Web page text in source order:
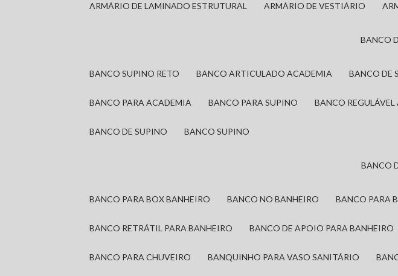
ARMÁRIO DE LAMINADO ESTRUTURAL ARMÁRIO DE VESTIÁRIO
BANCO
BANCO SUPINO RETO BANCO ARTICULADO ACADEMIA BANCO DE
BANCO PARA ACADEMIA BANCO PARA SUPINO BANCO
BANCO DE SUPINO BANCO SUPINO
BANCO
BANCO PARA BOX BANHEIRO BANCO NO BANHEIRO BANCO PARA
BANCO RETRÁTIL PARA BANHEIRO BANCO DE APOIO PARA BANHEIRO
BANCO PARA CHUVEIRO BANQUINHO PARA VASO SANITÁRIO